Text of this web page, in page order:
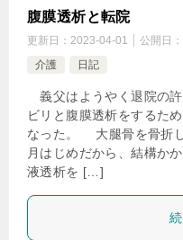
腹膜透析と転院
更新日： 2023-04-01 公開日：
介護
日記
義父はようやく退院の
ビリと腹膜透析をするた
なった。 大腿骨を骨折
月はじめだから、結構か
液透析を […]